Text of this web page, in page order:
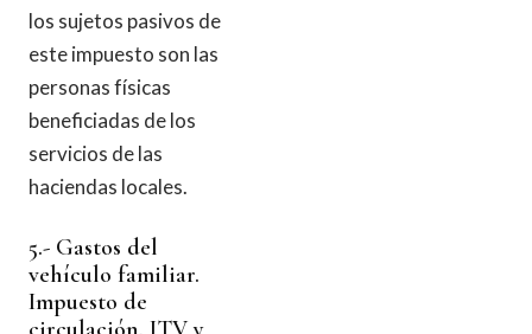
los sujetos pasivos de
este impuesto son las
personas físicas
beneficiadas de los
servicios de las
haciendas locales.
5.- Gastos del
vehículo familiar.
Impuesto de